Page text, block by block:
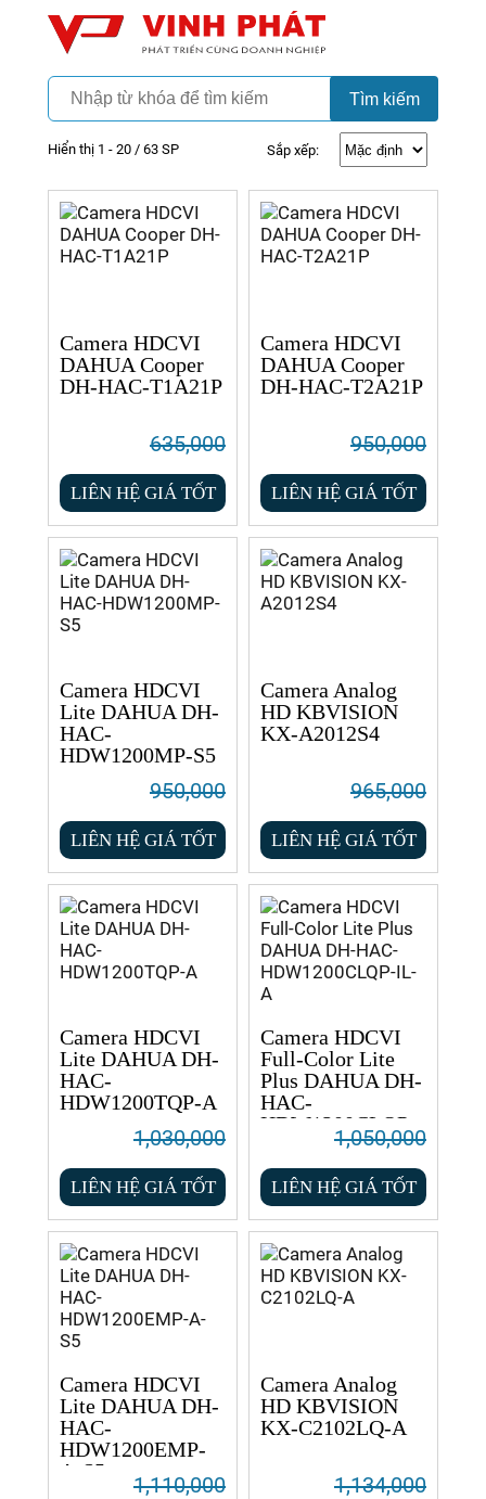
Vinh Phát Cần Thơ Tìm kiếm
Hiển thị 1 - 20 / 63 SP Sắp xếp:
Camera HDCVI
DAHUA Cooper
DH-HAC-T1A21P
635,000
LIÊN HỆ GIÁ TỐT
Camera HDCVI
DAHUA Cooper
DH-HAC-T2A21P
950,000
LIÊN HỆ GIÁ TỐT
Camera HDCVI
Lite DAHUA DH-
HAC-
HDW1200MP-S5
950,000
LIÊN HỆ GIÁ TỐT
Camera Analog
HD KBVISION
KX-A2012S4
965,000
LIÊN HỆ GIÁ TỐT
Camera HDCVI
Lite DAHUA DH-
HAC-
HDW1200TQP-A
1,030,000
LIÊN HỆ GIÁ TỐT
Camera HDCVI
Full-Color Lite
Plus DAHUA DH-
HAC-
HDW1200CLQP-
1,050,000
LIÊN HỆ GIÁ TỐT
Camera HDCVI
Lite DAHUA DH-
HAC-
HDW1200EMP-
A-S5
1,110,000
Camera Analog
HD KBVISION
KX-C2102LQ-A
1,134,000